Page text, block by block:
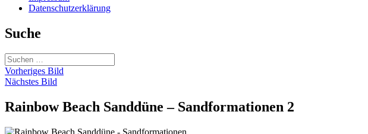
Datenschutzerklärung
Suche
Suchen
nach:
Vorheriges Bild
Nächstes Bild
Rainbow Beach Sanddüne – Sandformationen 2